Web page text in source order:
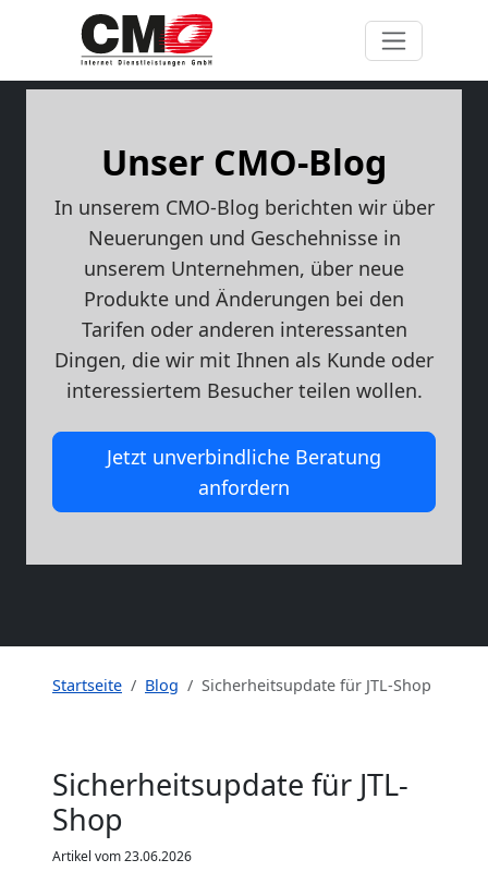
Unser CMO-Blog
In unserem CMO-Blog berichten wir über
Neuerungen und Geschehnisse in
unserem Unternehmen, über neue
Produkte und Änderungen bei den
Tarifen oder anderen interessanten
Dingen, die wir mit Ihnen als Kunde oder
interessiertem Besucher teilen wollen.
Jetzt unverbindliche Beratung
anfordern
Startseite Blog Sicherheitsupdate für JTL-Shop
Sicherheitsupdate für JTL-
Shop
Artikel vom 23.06.2026